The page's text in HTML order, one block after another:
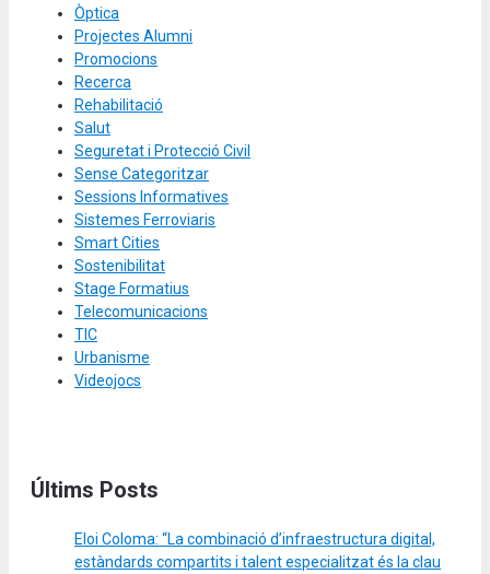
Òptica
Projectes Alumni
Promocions
Recerca
Rehabilitació
Salut
Seguretat i Protecció Civil
Sense Categoritzar
Sessions Informatives
Sistemes Ferroviaris
Smart Cities
Sostenibilitat
Stage Formatius
Telecomunicacions
TIC
Urbanisme
Videojocs
Últims Posts
Eloi Coloma: “La combinació d’infraestructura digital,
estàndards compartits i talent especialitzat és la clau